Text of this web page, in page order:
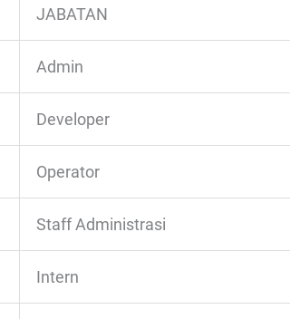
JABATAN
Admin
Developer
Operator
Staff Administrasi
Intern